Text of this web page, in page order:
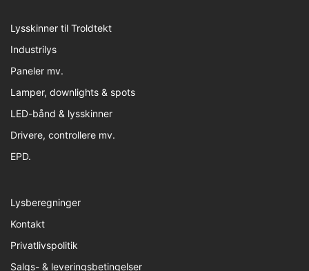
Lysskinner til Troldtekt
Industrilys
Paneler mv.
Lamper, downlights & spots
LED-bånd & lysskinner
Drivere, controllere mv.
EPD.
Lysberegninger
Kontakt
Privatlivspolitik
Salgs- & leveringsbetingelser